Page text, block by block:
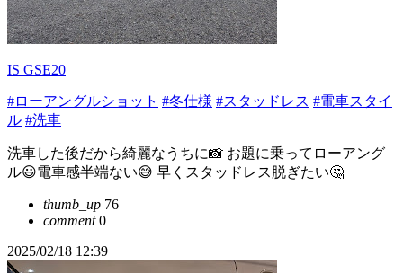
IS GSE20
#ローアングルショット #冬仕様 #スタッドレス #電車スタイ
ル #洗車
洗車した後だから綺麗なうちに📸 お題に乗ってローアング
ル😃電車感半端ない😅 早くスタッドレス脱ぎたい🤔
thumb_up 76
comment0
2025/02/18 12:39